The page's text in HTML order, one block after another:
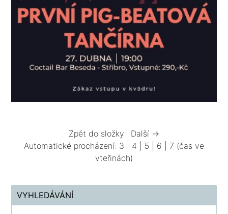
Zpět do složky
Další →
Automatické procházení: 3 4 5 6 7 (čas ve
vteřinách)
VYHLEDÁVÁNÍ